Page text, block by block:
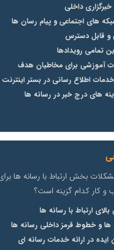
خبرگزاری داخلی
های اجتماعی و پیام رسان ها
و قابل دسترس
تمامی رویدادها
آموزشی برای مخاطیان هدف
اطلاع رسانی در بستر اینترنت
های درج خبر در رسانه ها
بخش ارتباط با رسانه ها
کار کدام گزینه است؟
ارتباط با رسانه ها
و خطوط قرمز داخلی رسانه ها
در ارائه خدمات رسانه ای